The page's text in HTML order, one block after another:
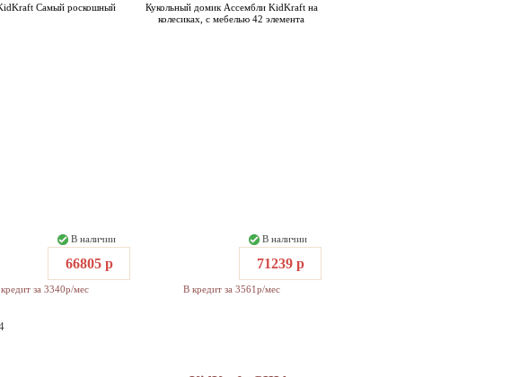
Самый роскошный
В наличии
66805 р
за 3340р/мес
Кукольный домик Ассембли KidKraft на
колесиках, с мебелью 42 элемента
В наличии
71239 р
В кредит за 3561р/мес